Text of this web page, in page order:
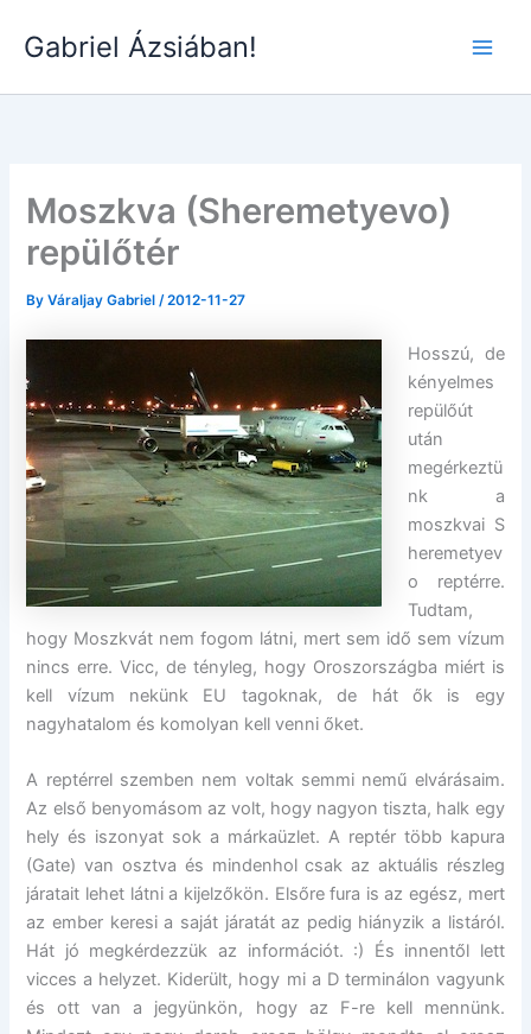
Gabriel Ázsiában!
Moszkva (Sheremetyevo)
repülőtér
ByVáraljay Gabriel/2012-11-27
Hosszú, de
kényelmes
repülőút
után
megérkeztü
nk a
moszkvai S
heremetyev
o reptérre.
Tudtam,
hogy Moszkvát nem fogom látni, mert sem idő sem vízum
nincs erre. Vicc, de tényleg, hogy Oroszországba miért is
kell vízum nekünk EU tagoknak, de hát ők is egy
nagyhatalom és komolyan kell venni őket.
A reptérrel szemben nem voltak semmi nemű elvárásaim.
Az első benyomásom az volt, hogy nagyon tiszta, halk egy
hely és iszonyat sok a márkaüzlet. A reptér több kapura
(Gate) van osztva és mindenhol csak az aktuális részleg
járatait lehet látni a kijelzőkön. Elsőre fura is az egész, mert
az ember keresi a saját járatát az pedig hiányzik a listáról.
Hát jó megkérdezzük az információt. :) És innentől lett
vicces a helyzet. Kiderült, hogy mi a D terminálon vagyunk
és ott van a jegyünkön, hogy az F-re kell mennünk.